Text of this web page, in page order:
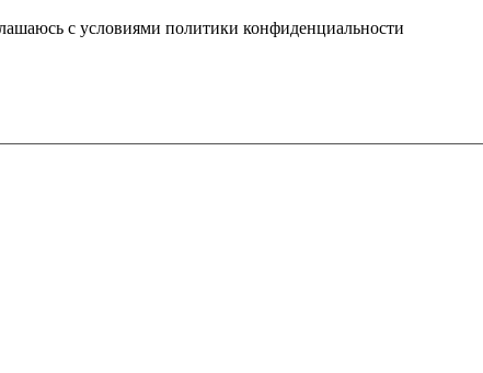
с условиями политики конфиденциальности